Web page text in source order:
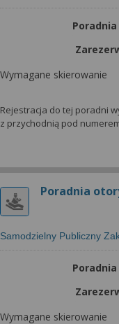
Wymagane skierowanie
Rejestracja do tej poradni
z przychodnią pod
Poradnia
Samodzielny Publiczny
Wymagane skierowanie